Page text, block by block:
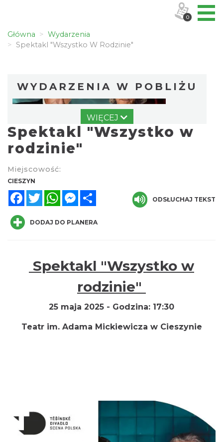
Główna
Wydarzenia
Spektakl "Wszystko W Rodzinie"
WYDARZENIA W POBLIŻU
„Daniec kontra Kryszak”
Cieszyn
2026-11-08
0.00 km
Spektakl "Tajemnica 16. piętra"
Koncert KARUZELA GNA
Cieszyn
0.00 km
WIĘCEJ
Spektakl "Wszystko w
rodzinie"
Miejscowość:
CIESZYN
FacebookTwitterWhatsAppMessenger
ODSŁUCHAJ TEKST
DODAJ DO PLANERA
Spektakl "Wszystko w
rodzinie"
25 maja 2025 - Godzina: 17:30
Teatr im. Adama Mickiewicza w Cieszynie
0